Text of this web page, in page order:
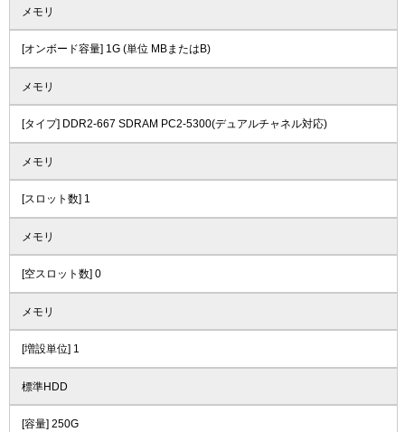
メモリ
[オンボード容量] 1G (単位 MBまたはB)
メモリ
[タイプ] DDR2-667 SDRAM PC2-5300(デュアルチャネル対応)
メモリ
[スロット数] 1
メモリ
[空スロット数] 0
メモリ
[増設単位] 1
標準HDD
[容量] 250G